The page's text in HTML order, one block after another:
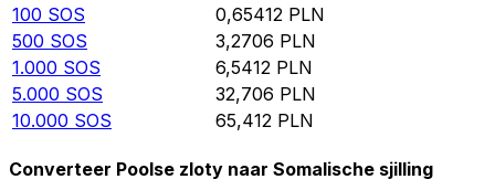
100 SOS 0,65412 PLN
500 SOS 3,2706 PLN
1.000 SOS 6,5412 PLN
5.000 SOS 32,706 PLN
10.000 SOS 65,412 PLN
Converteer Poolse zloty naar Somalische sjilling